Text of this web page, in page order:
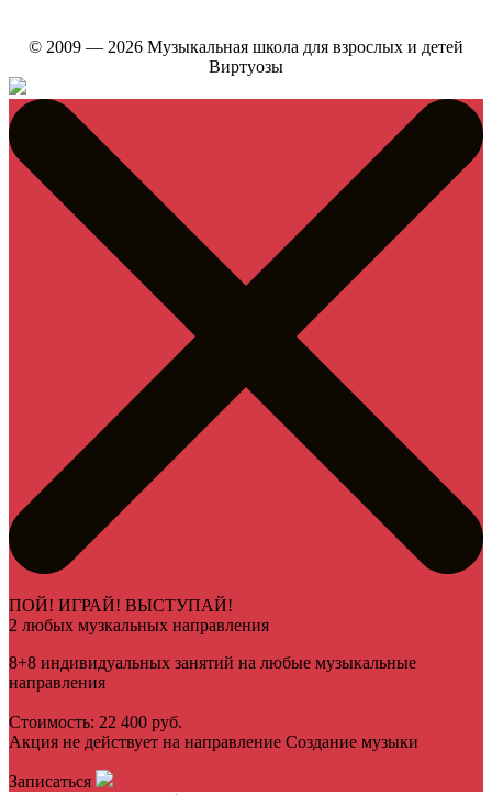
© 2009 — 2026 Музыкальная школа для взрослых и детей
Виртуозы
ПОЙ! ИГРАЙ! ВЫСТУПАЙ!
2 любых музкальных направления
8+8 индивидуальных занятий на любые музыкальные
направления
Стоимость: 22 400 руб.
Акция не действует на направление Создание музыки
Записаться